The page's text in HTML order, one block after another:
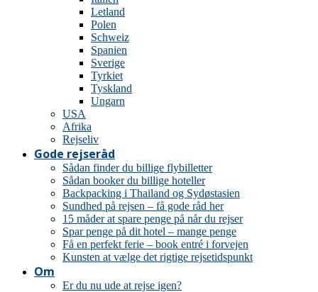
Letland
Polen
Schweiz
Spanien
Sverige
Tyrkiet
Tyskland
Ungarn
USA
Afrika
Rejseliv
Gode rejseråd
Sådan finder du billige flybilletter
Sådan booker du billige hoteller
Backpacking i Thailand og Sydøstasien
Sundhed på rejsen – få gode råd her
15 måder at spare penge på når du rejser
Spar penge på dit hotel – mange penge
Få en perfekt ferie – book entré i forvejen
Kunsten at vælge det rigtige rejsetidspunkt
Om
Er du nu ude at rejse igen?